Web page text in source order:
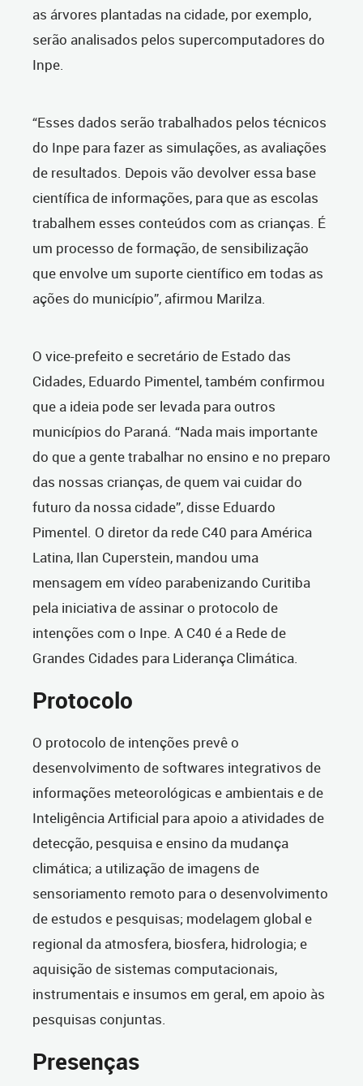
as árvores plantadas na cidade, por exemplo,
serão analisados pelos supercomputadores do
Inpe.
“Esses dados serão trabalhados pelos técnicos
do Inpe para fazer as simulações, as avaliações
de resultados. Depois vão devolver essa base
científica de informações, para que as escolas
trabalhem esses conteúdos com as crianças. É
um processo de formação, de sensibilização
que envolve um suporte científico em todas as
ações do município”, afirmou Marilza.
O vice-prefeito e secretário de Estado das
Cidades, Eduardo Pimentel, também confirmou
que a ideia pode ser levada para outros
municípios do Paraná. “Nada mais importante
do que a gente trabalhar no ensino e no preparo
das nossas crianças, de quem vai cuidar do
futuro da nossa cidade”, disse Eduardo
Pimentel. O diretor da rede C40 para América
Latina, Ilan Cuperstein, mandou uma
mensagem em vídeo parabenizando Curitiba
pela iniciativa de assinar o protocolo de
intenções com o Inpe. A C40 é a Rede de
Grandes Cidades para Liderança Climática.
Protocolo
O protocolo de intenções prevê o
desenvolvimento de softwares integrativos de
informações meteorológicas e ambientais e de
Inteligência Artificial para apoio a atividades de
detecção, pesquisa e ensino da mudança
climática; a utilização de imagens de
sensoriamento remoto para o desenvolvimento
de estudos e pesquisas; modelagem global e
regional da atmosfera, biosfera, hidrologia; e
aquisição de sistemas computacionais,
instrumentais e insumos em geral, em apoio às
pesquisas conjuntas.
Presenças